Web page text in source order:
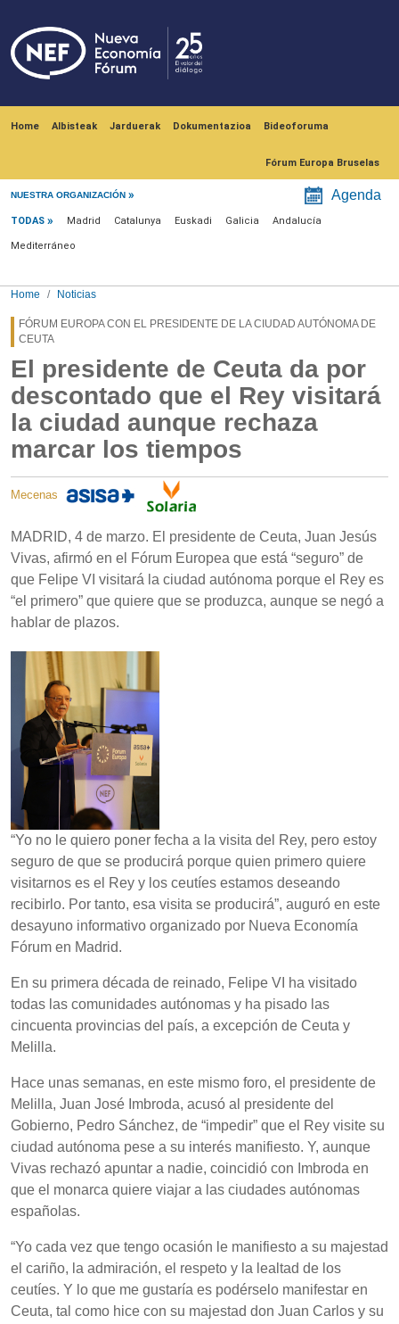
Home Albisteak Jarduerak Dokumentazioa Bideoforuma
Fórum Europa Bruselas
NUESTRA ORGANIZACIÓN Agenda
Menú noticias
TODAS Madrid Catalunya Euskadi Galicia Andalucía
Mediterráneo
Home Noticias
FÓRUM EUROPA CON EL PRESIDENTE DE LA CIUDAD AUTÓNOMA DE
CEUTA
El presidente de Ceuta da por
descontado que el Rey visitará
la ciudad aunque rechaza
marcar los tiempos
Mecenas
MADRID, 4 de marzo. El presidente de Ceuta, Juan Jesús
Vivas, afirmó en el Fórum Europea que está “seguro” de
que Felipe VI visitará la ciudad autónoma porque el Rey es
“el primero” que quiere que se produzca, aunque se negó a
hablar de plazos.
“Yo no le quiero poner fecha a la visita del Rey, pero estoy
seguro de que se producirá porque quien primero quiere
visitarnos es el Rey y los ceutíes estamos deseando
recibirlo. Por tanto, esa visita se producirá”, auguró en este
desayuno informativo organizado por Nueva Economía
Fórum en Madrid.
En su primera década de reinado, Felipe VI ha visitado
todas las comunidades autónomas y ha pisado las
cincuenta provincias del país, a excepción de Ceuta y
Melilla.
Hace unas semanas, en este mismo foro, el presidente de
Melilla, Juan José Imbroda, acusó al presidente del
Gobierno, Pedro Sánchez, de “impedir” que el Rey visite su
ciudad autónoma pese a su interés manifiesto. Y, aunque
Vivas rechazó apuntar a nadie, coincidió con Imbroda en
que el monarca quiere viajar a las ciudades autónomas
españolas.
“Yo cada vez que tengo ocasión le manifiesto a su majestad
el cariño, la admiración, el respeto y la lealtad de los
ceutíes. Y lo que me gustaría es podérselo manifestar en
Ceuta, tal como hice con su majestad don Juan Carlos y su